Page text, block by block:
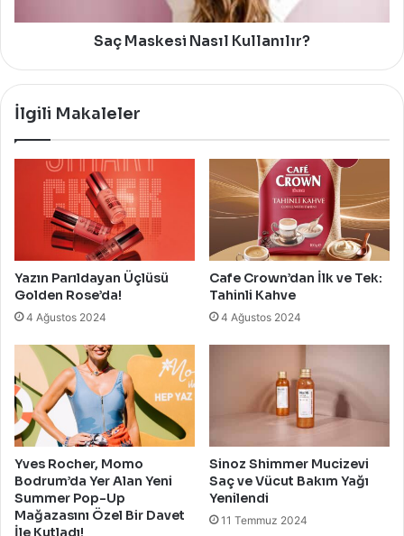
Saç Maskesi Nasıl Kullanılır?
İlgili Makaleler
Yazın Parıldayan Üçlüsü
Golden Rose’da!
4 Ağustos 2024
Cafe Crown’dan İlk ve Tek:
Tahinli Kahve
4 Ağustos 2024
Yves Rocher, Momo
Bodrum’da Yer Alan Yeni
Summer Pop-Up
Mağazasını Özel Bir Davet
İle Kutladı!
Sinoz Shimmer Mucizevi
Saç ve Vücut Bakım Yağı
Yenilendi
11 Temmuz 2024